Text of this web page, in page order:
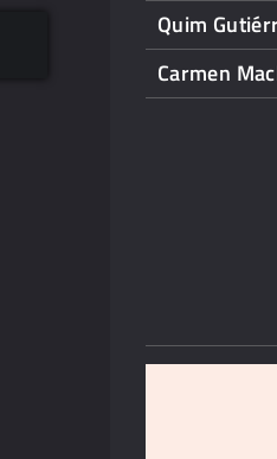
Quim
Carmen